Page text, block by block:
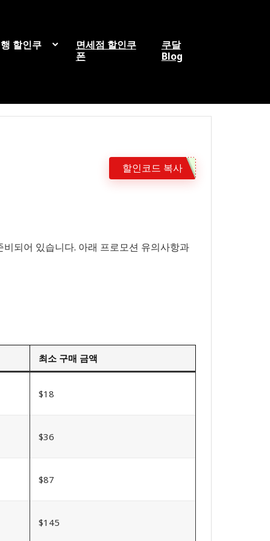
할인쿠
면세점 할인쿠
폰
쿠달
Blog
할인코드 복사
되어 있습니다. 아래 프로모션 유의사항과
최소 구매 금액
$18
$36
$87
$145